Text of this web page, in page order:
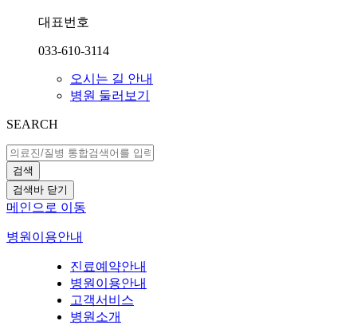
대표번호
033-610-3114
오시는 길 안내
병원 둘러보기
SEARCH
검색
검색바 닫기
메인으로 이동
병원이용안내
진료예약안내
병원이용안내
고객서비스
병원소개